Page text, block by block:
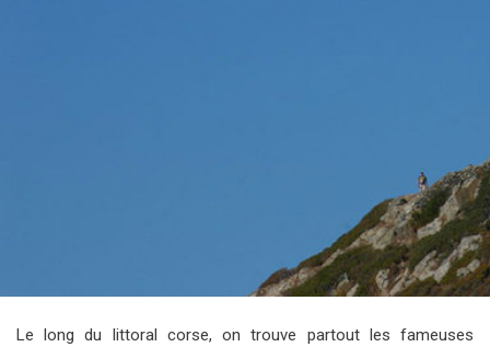
Le long du littoral corse, on trouve partout les fameuses